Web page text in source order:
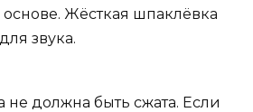
Жёсткая шпаклёвка
звука.
не должна быть сжата. Если